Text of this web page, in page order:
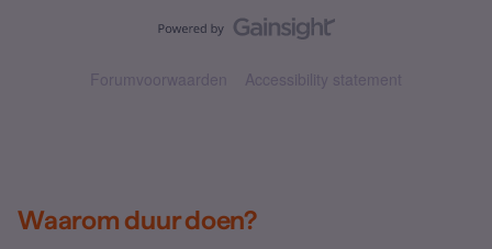
Forumvoorwaarden Accessibility statement
Waarom duur doen?